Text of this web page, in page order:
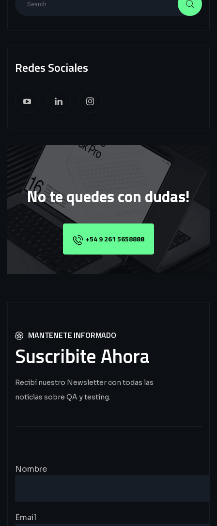
Redes Sociales
No te quedes con dudas!
+54 9 261 5658888
MANTENETE INFORMADO
SuscribiteAhora
Recibí nuestro Newsletter con todas las
noticias sobre QA y testing.
Nombre
Email